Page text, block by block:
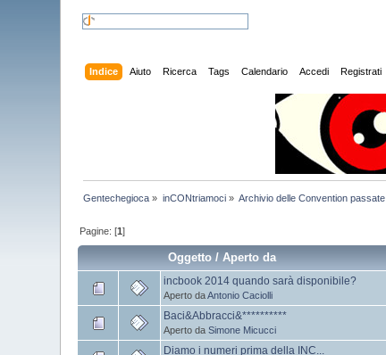
Indice Aiuto Ricerca Tags Calendario Accedi Registrati
Gentechegioca » inCONtriamoci» Archivio delle Convention passate
Pagine: [1]
Oggetto /Aperto da
incbook 2014 quando sarà disponibile?
Aperto daAntonio Caciolli
Baci&Abbracci&**********
Aperto daSimone Micucci
Diamo i numeri prima della INC...